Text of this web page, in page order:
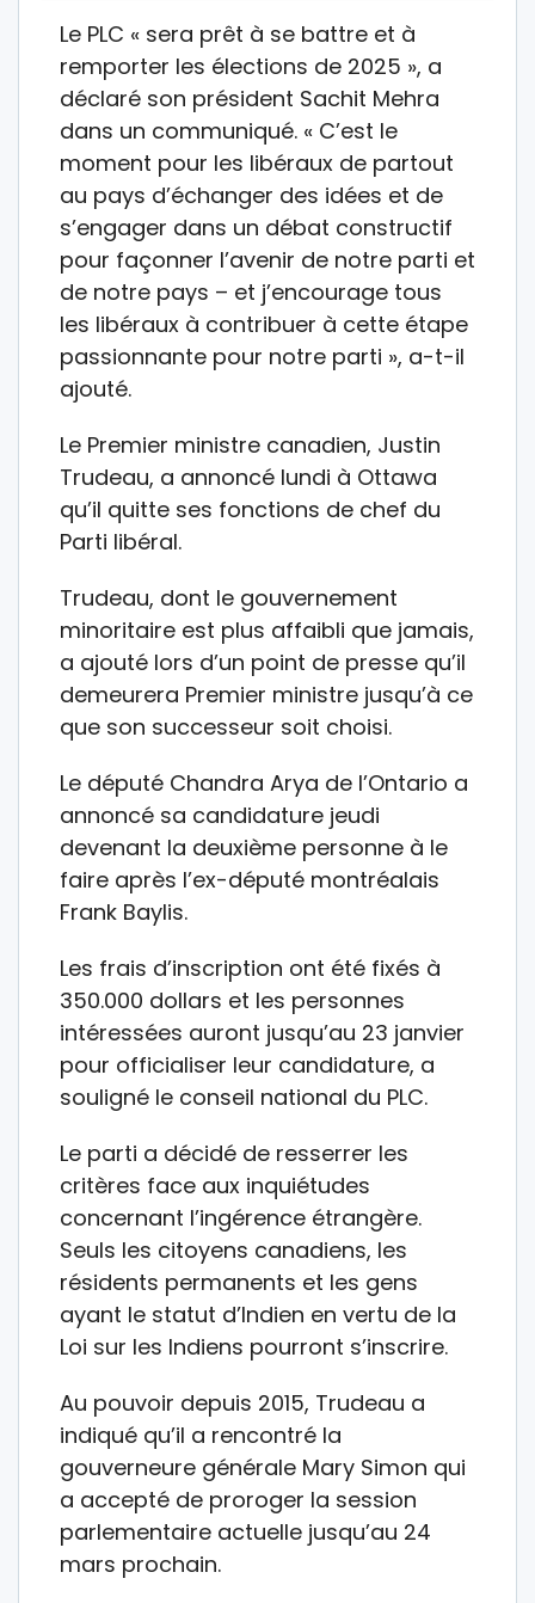
Le PLC « sera prêt à se battre et à
remporter les élections de 2025 », a
déclaré son président Sachit Mehra
dans un communiqué. « C’est le
moment pour les libéraux de partout
au pays d’échanger des idées et de
s’engager dans un débat constructif
pour façonner l’avenir de notre parti et
de notre pays – et j’encourage tous
les libéraux à contribuer à cette étape
passionnante pour notre parti », a-t-il
ajouté.
Le Premier ministre canadien, Justin
Trudeau, a annoncé lundi à Ottawa
qu’il quitte ses fonctions de chef du
Parti libéral.
Trudeau, dont le gouvernement
minoritaire est plus affaibli que jamais,
a ajouté lors d’un point de presse qu’il
demeurera Premier ministre jusqu’à ce
que son successeur soit choisi.
Le député Chandra Arya de l’Ontario a
annoncé sa candidature jeudi
devenant la deuxième personne à le
faire après l’ex-député montréalais
Frank Baylis.
Les frais d’inscription ont été fixés à
350.000 dollars et les personnes
intéressées auront jusqu’au 23 janvier
pour officialiser leur candidature, a
souligné le conseil national du PLC.
Le parti a décidé de resserrer les
critères face aux inquiétudes
concernant l’ingérence étrangère.
Seuls les citoyens canadiens, les
résidents permanents et les gens
ayant le statut d’Indien en vertu de la
Loi sur les Indiens pourront s’inscrire.
Au pouvoir depuis 2015, Trudeau a
indiqué qu’il a rencontré la
gouverneure générale Mary Simon qui
a accepté de proroger la session
parlementaire actuelle jusqu’au 24
mars prochain.